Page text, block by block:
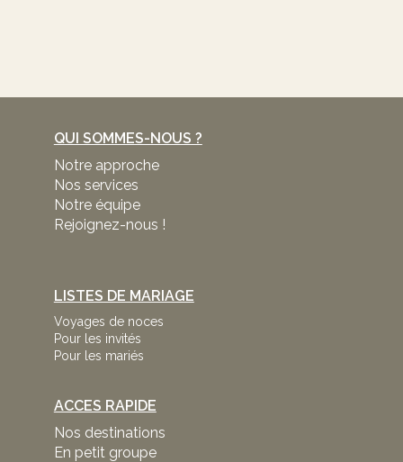
QUI SOMMES-NOUS ?
Notre approche
Nos services
Notre équipe
Rejoignez-nous !
LISTES DE MARIAGE
Voyages de noces
Pour les invités
Pour les mariés
ACCES RAPIDE
Nos destinations
En petit groupe